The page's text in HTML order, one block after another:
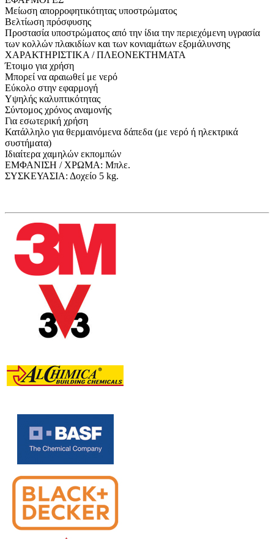
Μείωση απορροφητικότητας υποστρώματος
Βελτίωση πρόσφυσης
Προστασία υποστρώματος από την ίδια την περιεχόμενη υγρασία
των κολλών πλακιδίων και των κονιαμάτων εξομάλυνσης
ΧΑΡΑΚΤΗΡΙΣΤΙΚΑ / ΠΛΕΟΝΕΚΤΗΜΑΤΑ
Έτοιμο για χρήση
Μπορεί να αραιωθεί με νερό
Εύκολο στην εφαρμογή
Υψηλής καλυπτικότητας
Σύντομος χρόνος αναμονής
Για εσωτερική χρήση
Κατάλληλο για θερμαινόμενα δάπεδα (με νερό ή ηλεκτρικά
συστήματα)
Ιδιαίτερα χαμηλών εκπομπών
ΕΜΦΑΝΙΣΗ / ΧΡΩΜΑ: Μπλε.
ΣΥΣΚΕΥΑΣΙΑ: Δοχείο 5 kg.